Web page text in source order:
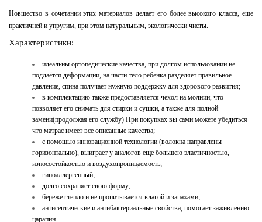
Новшество в сочетании этих материалов делает его более высокого класса, еще
практичней и упругим, при этом натуральным, экологически чисты.
Характеристики:
идеальны ортопедические качества, при долгом использовании не
поддаётся деформации, на части тело ребенка разделяет правильное
давление, спина получает нужную поддержку для здорового развития;
в комплектацию также предоставляется чехол на молнии, что
позволяет его снимать для стирки и сушки, а также для полной
замени(продолжая его службу) При покупках вы сами можете убедиться
что матрас имеет все описанные качества;
с помощью инновационной технологии (волокна направлены
горизонтально), выиграет у аналогов еще большею эластичностью,
износостойкостью и воздухопроницаемость;
гипоаллергенный;
долго сохраняет свою форму;
бережет тепло и не пропитывается влагой и запахами;
антисептические и антибактериальные свойства, помогает заживлению
царапин.